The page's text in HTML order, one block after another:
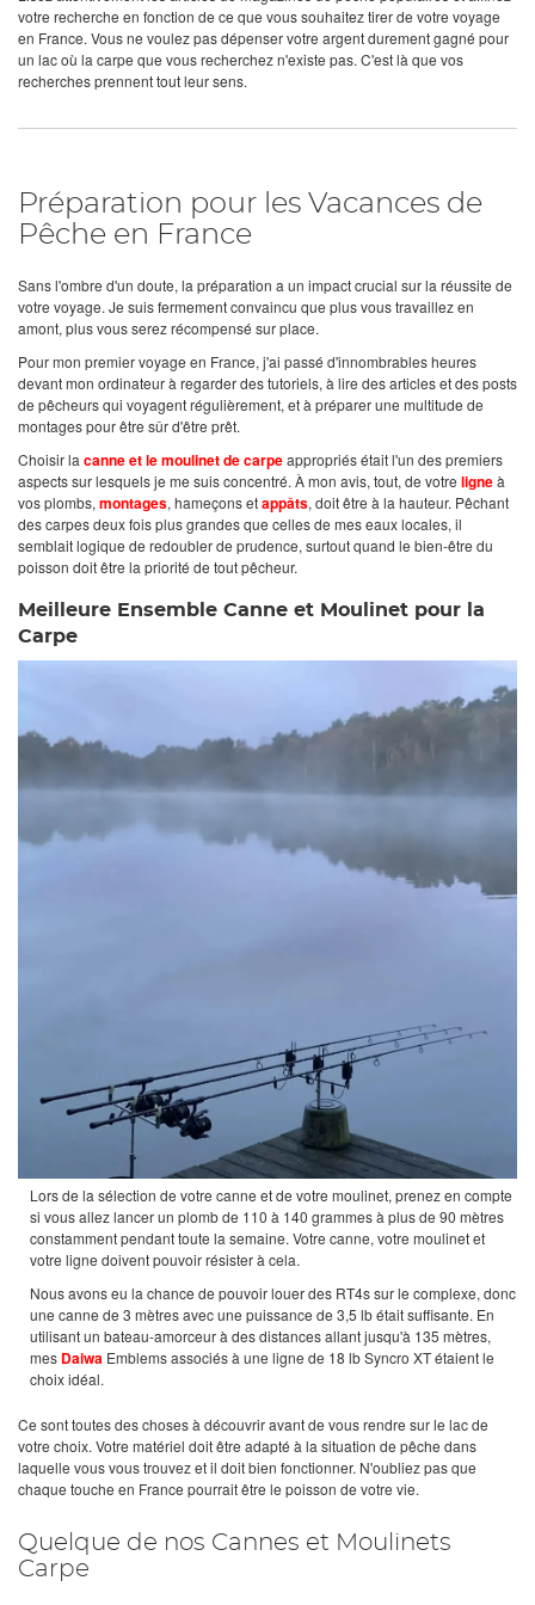
votre recherche en fonction de ce que vous souhaitez tirer de votre voyage
en France. Vous ne voulez pas dépenser votre argent durement gagné pour
un lac où la carpe que vous recherchez n'existe pas. C'est là que vos
recherches prennent tout leur sens.
Préparation pour les Vacances de
Pêche en France
Sans l'ombre d'un doute, la préparation a un impact crucial sur la réussite de
votre voyage. Je suis fermement convaincu que plus vous travaillez en
amont, plus vous serez récompensé sur place.
Pour mon premier voyage en France, j'ai passé d'innombrables heures
devant mon ordinateur à regarder des tutoriels, à lire des articles et des posts
de pêcheurs qui voyagent régulièrement, et à préparer une multitude de
montages pour être sûr d'être prêt.
Choisir la canne et le moulinet de carpeappropriés était l'un des premiers
aspects sur lesquels je me suis concentré. À mon avis, tout, de votre ligneà
vos plombs, montages, hameçons etappâts, doit être à la hauteur. Pêchant
des carpes deux fois plus grandes que celles de mes eaux locales, il
semblait logique de redoubler de prudence, surtout quand le bien-être du
poisson doit être la priorité de tout pêcheur.
Meilleure Ensemble Canne et Moulinet pour la
Carpe
Lors de la sélection de votre canne et de votre moulinet, prenez en compte
si vous allez lancer un plomb de 110 à 140 grammes à plus de 90 mètres
constamment pendant toute la semaine. Votre canne, votre moulinet et
votre ligne doivent pouvoir résister à cela.
Nous avons eu la chance de pouvoir louer des RT4s sur le complexe, donc
une canne de 3 mètres avec une puissance de 3,5 lb était suffisante. En
utilisant un bateau-amorceur à des distances allant jusqu'à 135 mètres,
mes Daiwa Emblems associés à une ligne de 18 lb Syncro XT étaient le
choix idéal.
Ce sont toutes des choses à découvrir avant de vous rendre sur le lac de
votre choix. Votre matériel doit être adapté à la situation de pêche dans
laquelle vous vous trouvez et il doit bien fonctionner. N'oubliez pas que
chaque touche en France pourrait être le poisson de votre vie.
Quelque de nos Cannes et Moulinets
Carpe